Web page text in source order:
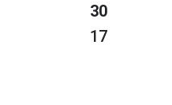
30
17